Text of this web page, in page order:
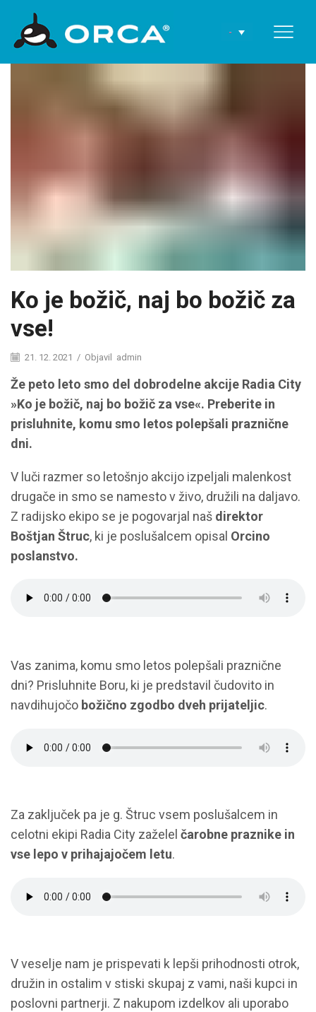
Ko je božič, naj bo božič za
vse!
21. 12. 2021 / Objavil admin
Že peto leto smo del dobrodelne akcije Radia City
»Ko je božič, naj bo božič za vse«. Preberite in
prisluhnite, komu smo letos polepšali praznične
dni.
V luči razmer so letošnjo akcijo izpeljali malenkost
drugače in smo se namesto v živo, družili na daljavo.
Z radijsko ekipo se je pogovarjal naš direktor
Boštjan Štruc, ki je poslušalcem opisal Orcino
poslanstvo.
Vas zanima, komu smo letos polepšali praznične
dni? Prisluhnite Boru, ki je predstavil čudovito in
navdihujočo božično zgodbo dveh prijateljic.
Za zaključek pa je g. Štruc vsem poslušalcem in
celotni ekipi Radia City zaželel čarobne praznike in
vse lepo v prihajajočem letu.
V veselje nam je prispevati k lepši prihodnosti otrok,
družin in ostalim v stiski skupaj z vami, naši kupci in
poslovni partnerji. Z nakupom izdelkov ali uporabo